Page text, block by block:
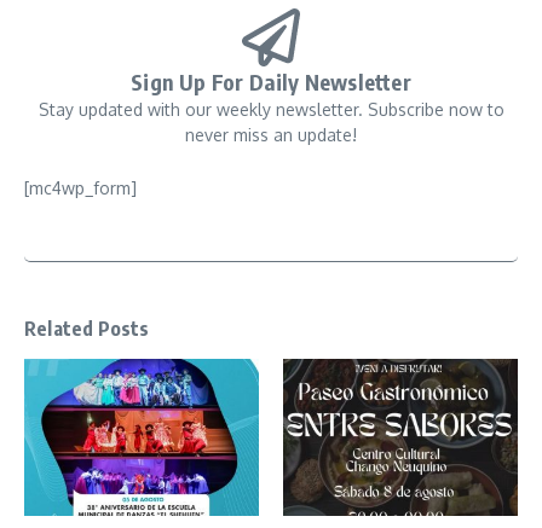
Sign Up For Daily Newsletter
Stay updated with our weekly newsletter. Subscribe now to
never miss an update!
[mc4wp_form]
Related Posts